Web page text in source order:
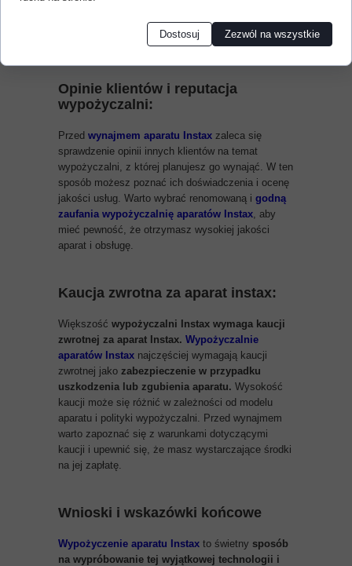
dostępność filmów Instaxprzed wypożyczeniem
Opinie klientów i reputacja
wypożyczalni:
Przed wynajmem aparatu Instax zaleca się
sprawdzenie opinii innych klientów na temat
wypożyczalni, z której planujesz go wynająć. W ten
sposób możesz poznać ich doświadczenia i ocenę
jakości usług. Warto wybrać renomowaną i godną
zaufania wypożyczalnię aparatów Instax, aby
mieć pewność, że otrzymasz wysokiej jakości
aparat i obsługę.
Kaucja zwrotna za aparat instax:
Większość wypożyczalni Instax wymaga kaucji
zwrotnej za aparat Instax. Wypożyczalnie
aparatów Instax najczęściej wymagają kaucji
zwrotnej jako zabezpieczenie w przypadku
uszkodzenia lub zgubienia aparatu. Wysokość
kaucji może się różnić w zależności od modelu
aparatu i polityki wypożyczalni. Przed wynajmem
warto zapoznać się z warunkami dotyczącymi
kaucji i upewnić się, że masz wystarczające środki
na jej zapłatę.
Wnioski i wskazówki końcowe
Wypożyczenie aparatu Instax to świetny sposób
na wypróbowanie tej wyjątkowej technologii i
Dostosuj Zezwól na wszystkie